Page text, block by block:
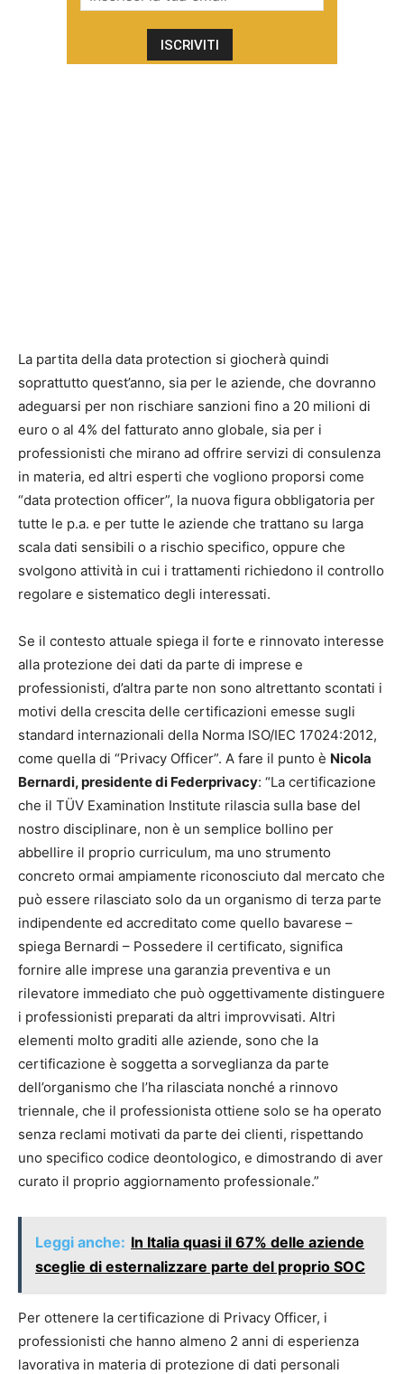
La partita della data protection si giocherà quindi
soprattutto quest’anno, sia per le aziende, che dovranno
adeguarsi per non rischiare sanzioni fino a 20 milioni di
euro o al 4% del fatturato anno globale, sia per i
professionisti che mirano ad offrire servizi di consulenza
in materia, ed altri esperti che vogliono proporsi come
“data protection officer”, la nuova figura obbligatoria per
tutte le p.a. e per tutte le aziende che trattano su larga
scala dati sensibili o a rischio specifico, oppure che
svolgono attività in cui i trattamenti richiedono il controllo
regolare e sistematico degli interessati.
Se il contesto attuale spiega il forte e rinnovato interesse
alla protezione dei dati da parte di imprese e
professionisti, d’altra parte non sono altrettanto scontati i
motivi della crescita delle certificazioni emesse sugli
standard internazionali della Norma ISO/IEC 17024:2012,
come quella di “Privacy Officer”. A fare il punto è Nicola
Bernardi, presidente di Federprivacy: “La certificazione
che il TÜV Examination Institute rilascia sulla base del
nostro disciplinare, non è un semplice bollino per
abbellire il proprio curriculum, ma uno strumento
concreto ormai ampiamente riconosciuto dal mercato che
può essere rilasciato solo da un organismo di terza parte
indipendente ed accreditato come quello bavarese –
spiega Bernardi – Possedere il certificato, significa
fornire alle imprese una garanzia preventiva e un
rilevatore immediato che può oggettivamente distinguere
i professionisti preparati da altri improvvisati. Altri
elementi molto graditi alle aziende, sono che la
certificazione è soggetta a sorveglianza da parte
dell’organismo che l’ha rilasciata nonché a rinnovo
triennale, che il professionista ottiene solo se ha operato
senza reclami motivati da parte dei clienti, rispettando
uno specifico codice deontologico, e dimostrando di aver
curato il proprio aggiornamento professionale.”
Leggi anche: In Italia quasi il 67% delle aziende
sceglie di esternalizzare parte del proprio SOC
Per ottenere la certificazione di Privacy Officer, i
professionisti che hanno almeno 2 anni di esperienza
lavorativa in materia di protezione di dati personali